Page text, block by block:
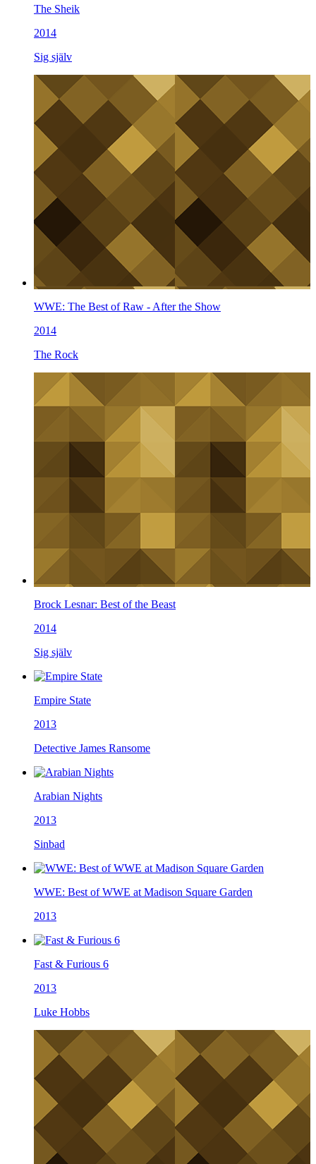
The Sheik
2014
Sig själv
WWE: The Best of Raw - After the Show
2014
The Rock
Brock Lesnar: Best of the Beast
2014
Sig själv
Empire State
2013
Detective James Ransome
Arabian Nights
2013
Sinbad
WWE: Best of WWE at Madison Square Garden
2013
Fast & Furious 6
2013
Luke Hobbs